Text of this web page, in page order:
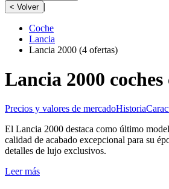
< Volver |
Coche
Lancia
Lancia 2000 (4 ofertas)
Lancia 2000
Precios y valores de mercadoHistoria
El Lancia 2000 destaca como último
calidad de acabado excepcional para su
detalles de lujo exclusivos.
Leer más